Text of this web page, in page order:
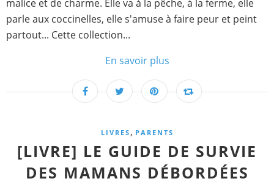
malice et de charme. Elle va à la pêche, à la ferme, elle
parle aux coccinelles, elle s'amuse à faire peur et peint
partout... Cette collection...
En savoir plus
LIVRES, PARENTS
[LIVRE] LE GUIDE DE SURVIE
DES MAMANS DÉBORDÉES